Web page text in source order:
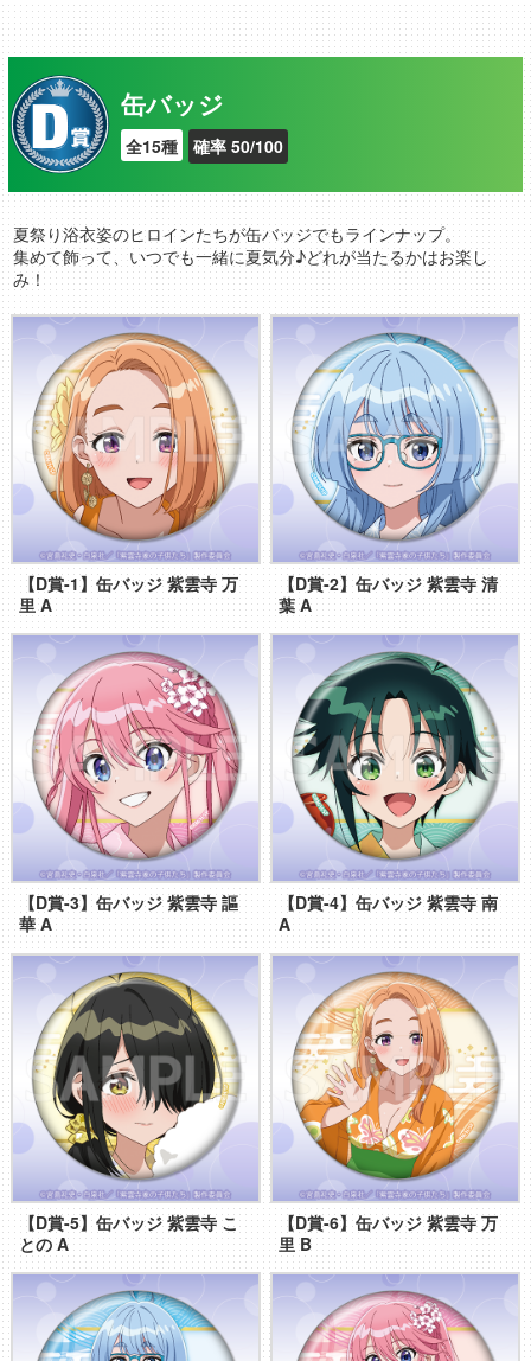
缶バッジ
全15種 確率 50/100
夏祭り浴衣姿のヒロインたちが缶バッジでもラインナップ。
集めて飾って、いつでも一緒に夏気分♪どれが当たるかはお楽し
み！
【D賞-1】缶バッジ 紫雲寺 万
里 A
【D賞-2】缶バッジ 紫雲寺 清
葉 A
【D賞-3】缶バッジ 紫雲寺 謳
華 A
【D賞-4】缶バッジ 紫雲寺 南
A
【D賞-5】缶バッジ 紫雲寺 こ
との A
【D賞-6】缶バッジ 紫雲寺 万
里 B